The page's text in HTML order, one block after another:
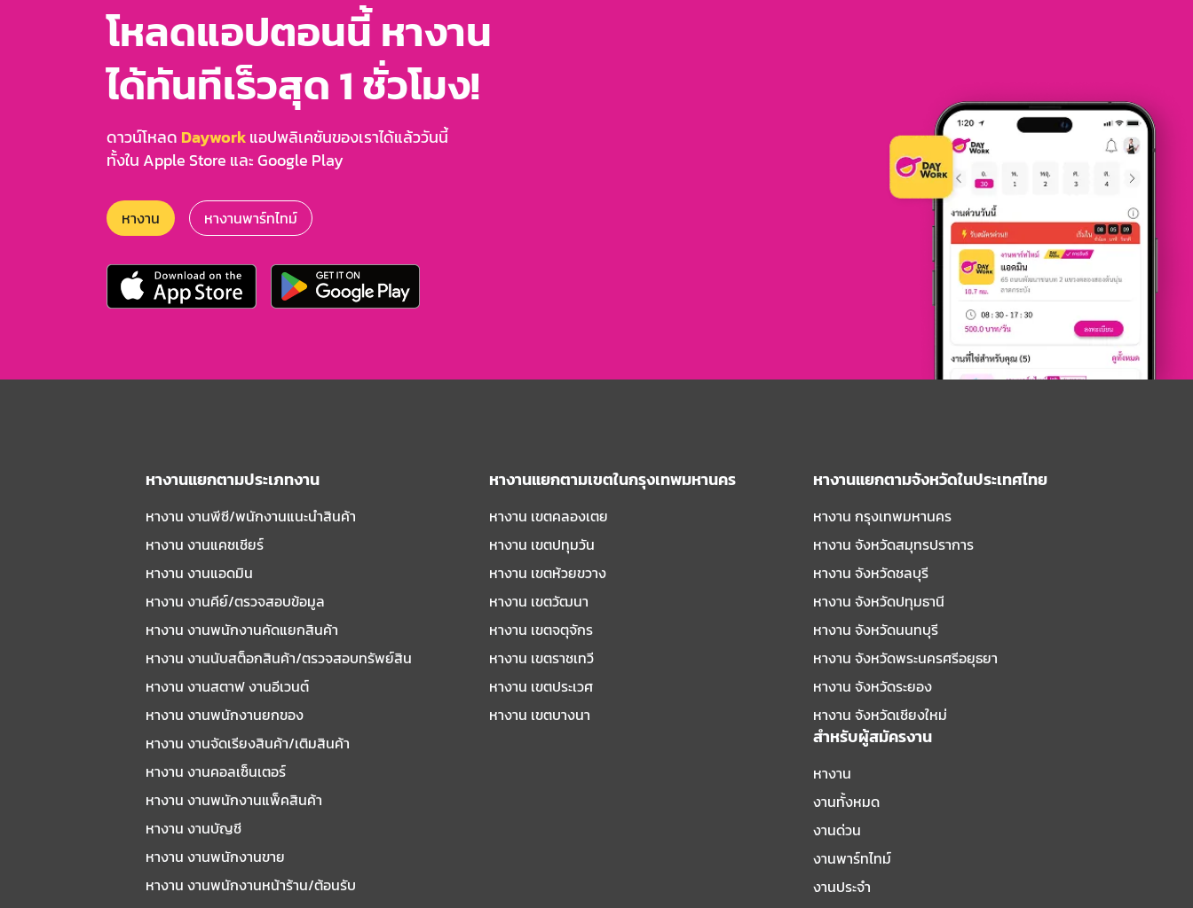
โหลดแอปตอนนี้ หางาน
ได้ทันทีเร็วสุด 1 ชั่วโมง!
ดาวน์โหลด Dayworkแอปพลิเคชันของเราได้แล้ววันนี้
ทั้งใน Apple Store และ Google Play
หางาน หางานพาร์ทไทม์
หางานแยกตามประเภทงาน
หางาน งานพีซี/พนักงานแนะนําสินค้า
หางาน งานแคชเชียร์
หางาน งานแอดมิน
หางาน งานคีย์/ตรวจสอบข้อมูล
หางาน งานพนักงานคัดแยกสินค้า
หางาน งานนับสต็อกสินค้า/ตรวจสอบทรัพย์สิน
หางาน งานสตาฟ งานอีเวนต์
หางาน งานพนักงานยกของ
หางาน งานจัดเรียงสินค้า/เติมสินค้า
หางาน งานคอลเซ็นเตอร์
หางาน งานพนักงานแพ็คสินค้า
หางาน งานบัญชี
หางาน งานพนักงานขาย
หางาน งานพนักงานหน้าร้าน/ต้อนรับ
หางานแยกตามเขตในกรุงเทพมหานคร
หางาน เขตคลองเตย
หางาน เขตปทุมวัน
หางาน เขตห้วยขวาง
หางาน เขตวัฒนา
หางาน เขตจตุจักร
หางาน เขตราชเทวี
หางาน เขตประเวศ
หางาน เขตบางนา
หางานแยกตามจังหวัดในประเทศไทย
หางาน กรุงเทพมหานคร
หางาน จังหวัดสมุทรปราการ
หางาน จังหวัดชลบุรี
หางาน จังหวัดปทุมธานี
หางาน จังหวัดนนทบุรี
หางาน จังหวัดพระนครศรีอยุธยา
หางาน จังหวัดระยอง
หางาน จังหวัดเชียงใหม่
สำหรับผู้สมัครงาน
หางาน
งานทั้งหมด
งานด่วน
งานพาร์ทไทม์
งานประจำ